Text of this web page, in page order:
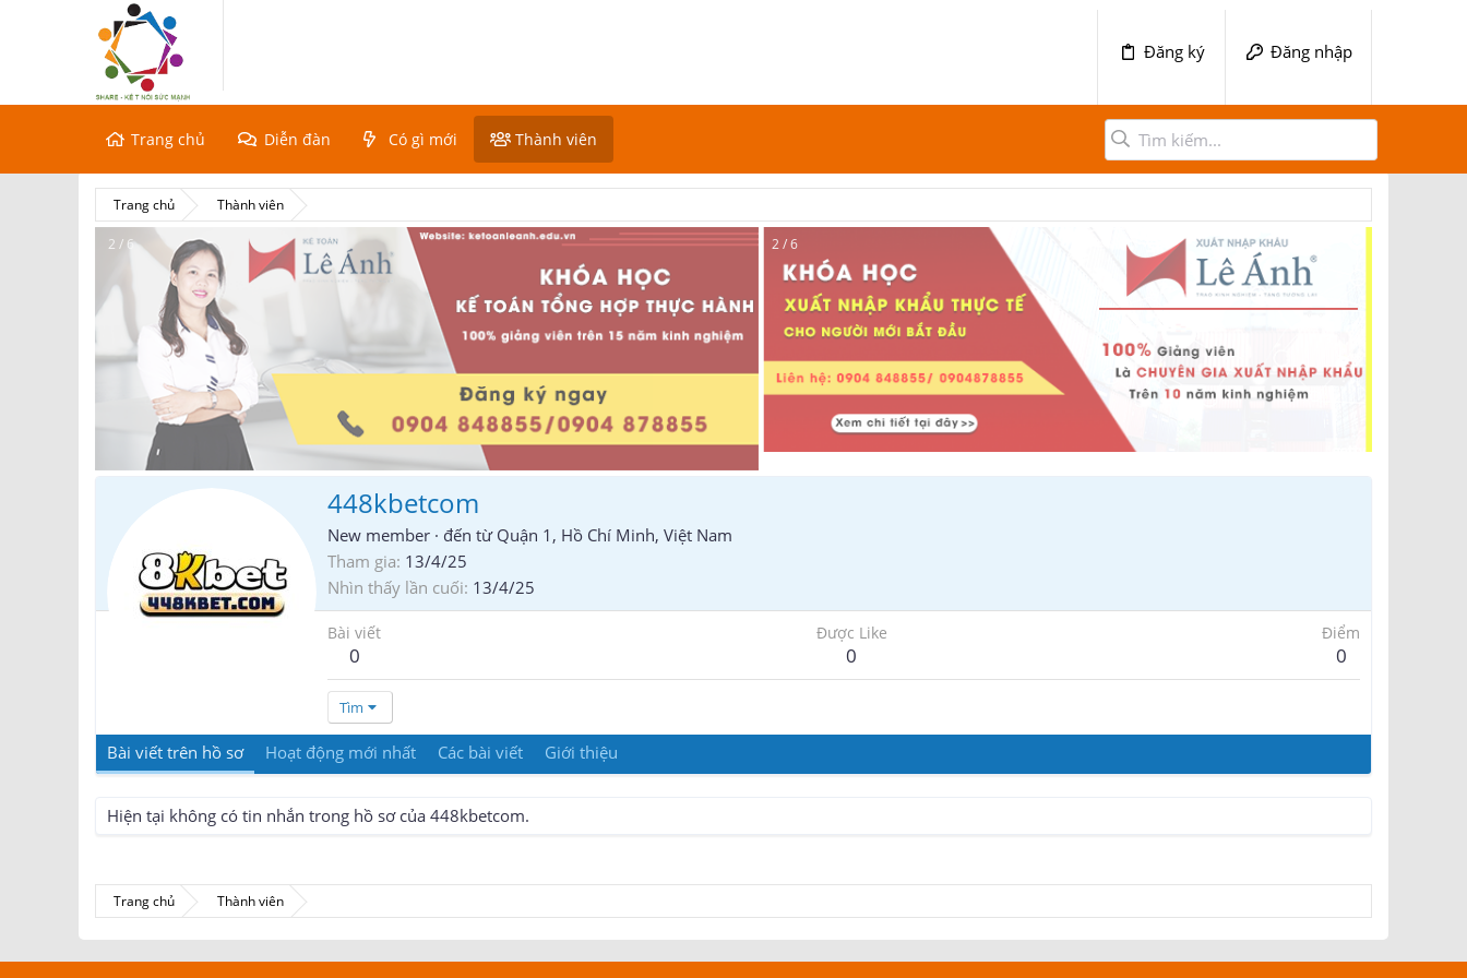
Đăng ký Đăng nhập
Trang chủ Diễn đàn Có gì mới Thành viên
Trang chủ Thành viên
2 / 6 2 / 6
448kbetcom
New member · đến từ Quận 1, Hồ Chí Minh, Việt Nam
Tham gia 13/4/25
Nhìn thấy lần cuối 13/4/25
Bài viết
0
Được Like
0
Điểm
0
Tìm
Bài viết trên hồ sơ Hoạt động mới nhất Các bài viết Giới thiệu
Hiện tại không có tin nhắn trong hồ sơ của 448kbetcom.
Trang chủ Thành viên